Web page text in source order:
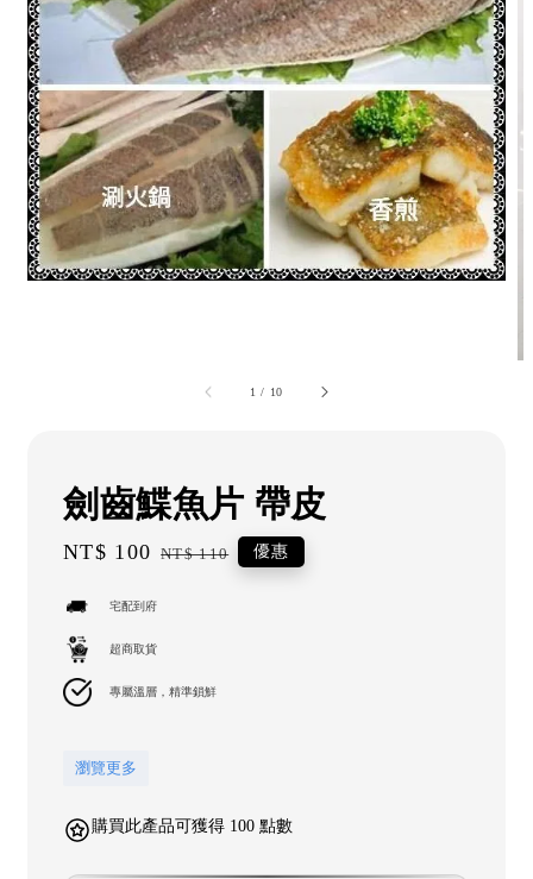
1 / 10
劍齒鰈魚片 帶皮
Sale
NT$ 100 Regular
NT$ 110 優惠
宅配到府
超商取貨
專屬溫層，精準鎖鮮
瀏覽更多
購買此產品可獲得 100 點數